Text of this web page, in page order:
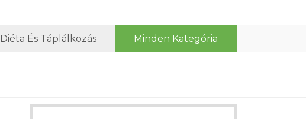
Diéta És Táplálkozás Minden Kategória